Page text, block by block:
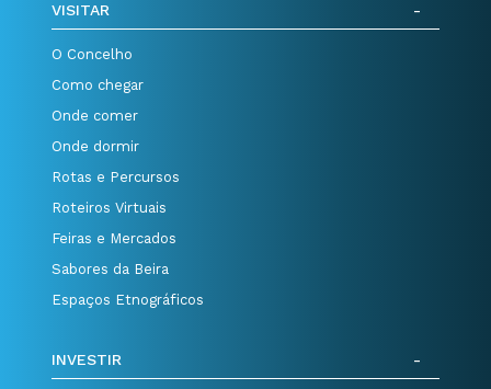
VISITAR
O Concelho
Como chegar
Onde comer
Onde dormir
Rotas e Percursos
Roteiros Virtuais
Feiras e Mercados
Sabores da Beira
Espaços Etnográficos
INVESTIR